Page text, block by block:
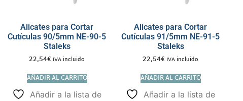
Alicates para Cortar
Cutículas 90/5mm NE-90-5
Staleks
22,54€ IVA incluido
AÑADIR AL CARRITO
Añadir a la lista de
Alicates para Cortar
Cutículas 91/5mm NE-91-5
Staleks
22,54€ IVA incluido
AÑADIR AL CARRITO
Añadir a la lista de